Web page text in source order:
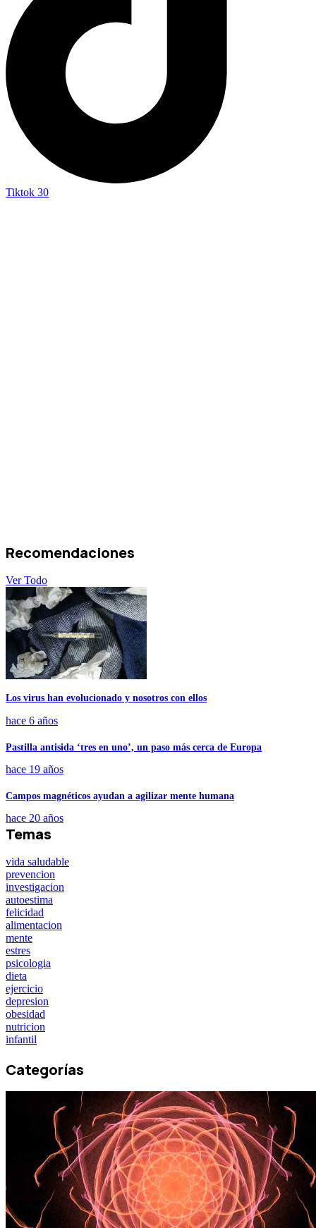
Tiktok 30
Recomendaciones
Ver Todo
Los virus han evolucionado y nosotros con ellos
hace 6 años
Pastilla antisida ‘tres en uno’, un paso más cerca de Europa
hace 19 años
Campos magnéticos ayudan a agilizar mente humana
hace 20 años
Temas
vida saludable
prevencion
investigacion
autoestima
felicidad
alimentacion
mente
estres
psicologia
dieta
ejercicio
depresion
obesidad
nutricion
infantil
Categorías